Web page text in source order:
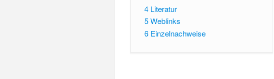
4 Literatur
5Weblinks
6 Einzelnachweise